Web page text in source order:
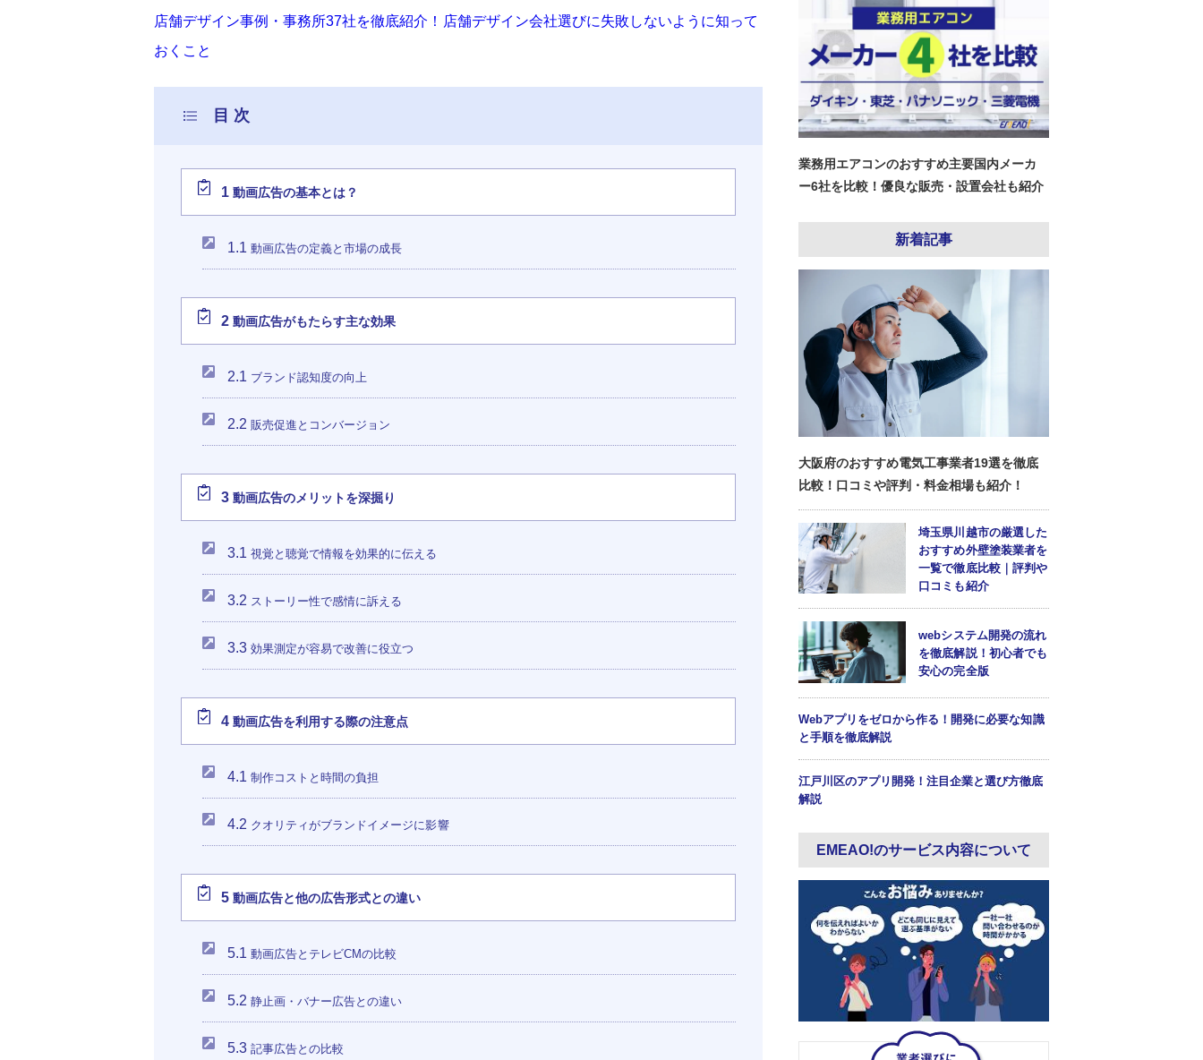
店舗デザイン事例・事務所37社を徹底紹介！店舗デザイン会社選びに失敗しないように知って
おくこと
1 動画広告の基本とは？
1.1 動画広告の定義と市場の成長
2 動画広告がもたらす主な効果
2.1 ブランド認知度の向上
2.2 販売促進とコンバージョン
3 動画広告のメリットを深掘り
3.1 視覚と聴覚で情報を効果的に伝える
3.2 ストーリー性で感情に訴える
3.3 効果測定が容易で改善に役立つ
4 動画広告を利用する際の注意点
4.1 制作コストと時間の負担
4.2 クオリティがブランドイメージに影響
5 動画広告と他の広告形式との違い
5.1 動画広告とテレビCMの比較
5.2 静止画・バナー広告との違い
5.3 記事広告との比較
業務用エアコンのおすすめ主要国内メーカ
ー6社を比較！優良な販売・設置会社も紹介
新着記事
大阪府のおすすめ電気工事業者19選を徹底
比較！口コミや評判・料金相場も紹介！
埼玉県川越市の厳選した
おすすめ外壁塗装業者を
一覧で徹底比較｜評判や
口コミも紹介
webシステム開発の流れ
を徹底解説！初心者でも
安心の完全版
Webアプリをゼロから作る！開発に必要な知識
と手順を徹底解説
江戸川区のアプリ開発！注目企業と選び方徹底
解説
EMEAO!のサービス内容について